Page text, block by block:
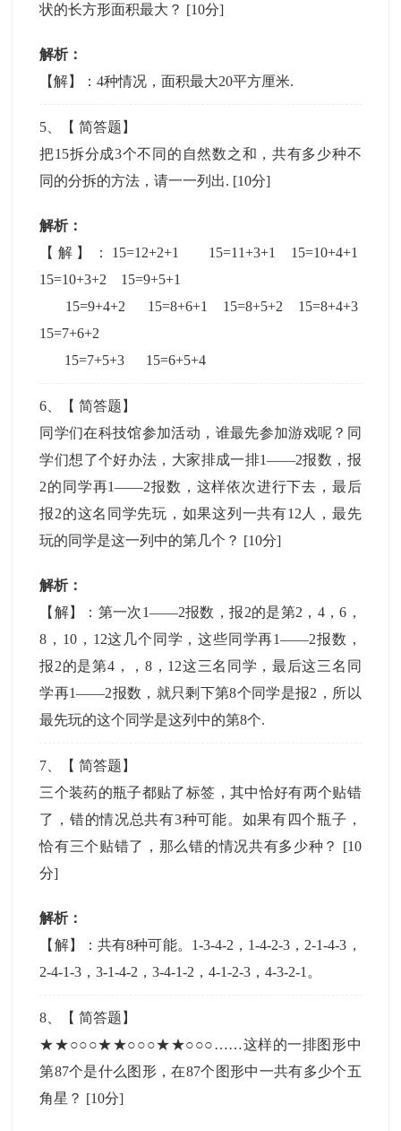
状的长方形面积最大？ [10分]
解析：
【解】：4种情况，面积最大20平方厘米.
5 、【简答题 】
把15拆分成3个不同的自然数之和，共有多少种不
同的分拆的方法，请一一列出. [10分]
解析：
【解】：15=12+2+1 15=11+3+1 15=10+4+1
15=10+3+2 15=9+5+1
15=9+4+2 15=8+6+1 15=8+5+2 15=8+4+3
15=7+6+2
15=7+5+3 15=6+5+4
6 、【简答题 】
同学们在科技馆参加活动，谁最先参加游戏呢？同
学们想了个好办法，大家排成一排1——2报数，报
2的同学再1——2报数，这样依次进行下去，最后
报2的这名同学先玩，如果这列一共有12人，最先
玩的同学是这一列中的第几个？ [10分]
解析：
【解】：第一次1——2报数，报2的是第2，4，6，
8，10，12这几个同学，这些同学再1——2报数，
报2的是第4，，8，12这三名同学，最后这三名同
学再1——2报数，就只剩下第8个同学是报2，所以
最先玩的这个同学是这列中的第8个.
7 、【简答题 】
三个装药的瓶子都贴了标签，其中恰好有两个贴错
了，错的情况总共有3种可能。如果有四个瓶子，
恰有三个贴错了，那么错的情况共有多少种？ [10
分]
解析：
【解】：共有8种可能。1-3-4-2，1-4-2-3，2-1-4-3，
2-4-1-3，3-1-4-2，3-4-1-2，4-1-2-3，4-3-2-1。
8 、【简答题 】
★★○○○★★○○○★★○○○……这样的一排图形中
第87个是什么图形，在87个图形中一共有多少个五
角星？ [10分]